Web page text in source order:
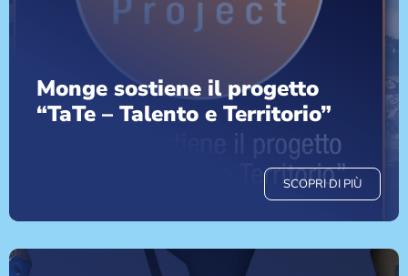
Monge sostiene il progetto
“TaTe – Talento e Territorio”
SCOPRI DI PIÙ